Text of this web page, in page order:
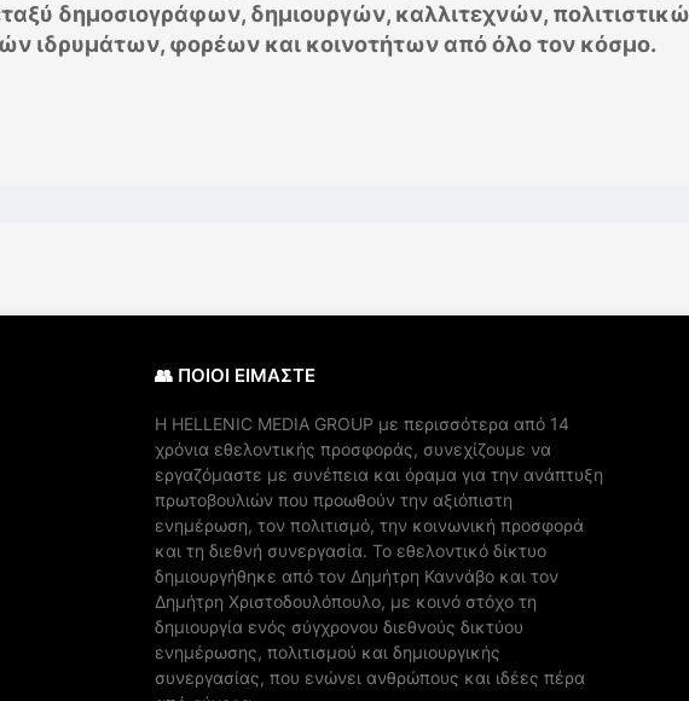
δημοσιογράφων, δημιουργών, καλλιτεχνών,
ιδρυμάτων, φορέων και κοινοτήτων από όλο τον κόσμο.
👥 ΠΟΙΟΙ ΕΙΜΑΣΤΕ
Η ΗELLENIC MEDIA GROUP με περισσότερα από 14
χρόνια εθελοντικής προσφοράς, συνεχίζουμε να
εργαζόμαστε με συνέπεια και όραμα για την ανάπτυξη
πρωτοβουλιών που προωθούν την αξιόπιστη
ενημέρωση, τον πολιτισμό, την κοινωνική προσφορά
και τη διεθνή συνεργασία. Το εθελοντικό δίκτυο
δημιουργήθηκε από τον Δημήτρη Καννάβο και τον
Δημήτρη Χριστοδουλόπουλο, με κοινό στόχο τη
δημιουργία ενός σύγχρονου διεθνούς δικτύου
ενημέρωσης, πολιτισμού και δημιουργικής
συνεργασίας, που ενώνει ανθρώπους και ιδέες πέρα